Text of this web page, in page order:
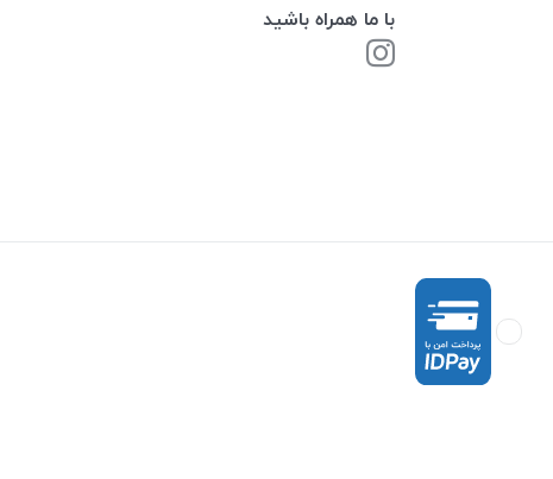
با ما همراه باشید